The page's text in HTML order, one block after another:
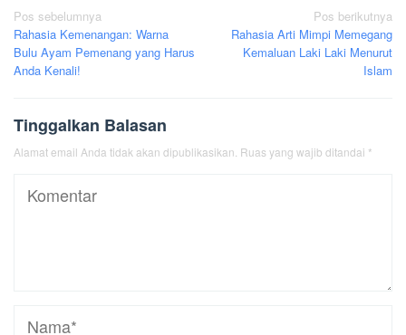
Navigasi
pos
Pos sebelumnya
Rahasia Kemenangan: Warna
Bulu Ayam Pemenang yang Harus
Anda Kenali!
Pos berikutnya
Rahasia Arti Mimpi Memegang
Kemaluan Laki Laki Menurut
Islam
Tinggalkan Balasan
Alamat email Anda tidak akan dipublikasikan. Ruas yang wajib ditandai *